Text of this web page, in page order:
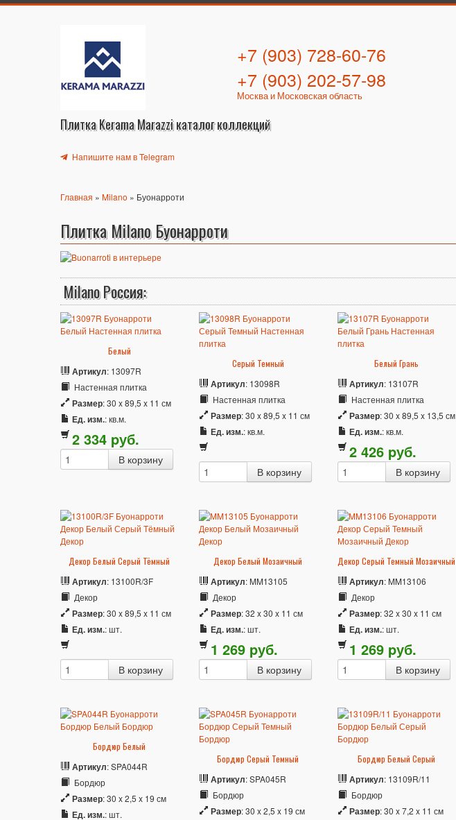
Плитка Kerama Marazzi каталог коллекций
+7 (903) 728-60-76
+7 (903) 202-57-98
Москва и Московская область
Напишите нам в Telegram
Главная » Milano » Буонарроти
Плитка Milano Буонарроти
Milano Россия:
Белый
Артикул: 13097R
Настенная плитка
Размер: 30 x 89,5 x 11 см
Ед. изм.: кв.м.
2 334 pуб.
Серый Темный
Артикул: 13098R
Настенная плитка
Размер: 30 x 89,5 x 11 см
Ед. изм.: кв.м.
Белый Грань
Артикул: 13107R
Настенная плитка
Размер: 30 x 89,5 x 13,5 см
Ед. изм.: кв.м.
2 426 pуб.
Декор Белый Серый Тёмный
Артикул: 13100R/3F
Декор
Размер: 30 x 89,5 x 11 см
Ед. изм.: шт.
Декор Белый Мозаичный
Артикул: MM13105
Декор
Размер: 32 x 30 x 11 см
Ед. изм.: шт.
1 269 pуб.
Декор Серый Темный Мозаичный
Артикул: MM13106
Декор
Размер: 32 x 30 x 11 см
Ед. изм.: шт.
1 269 pуб.
Бордюр Белый
Артикул: SPA044R
Бордюр
Размер: 30 x 2,5 x 19 см
Ед. изм.: шт.
Бордюр Серый Темный
Артикул: SPA045R
Бордюр
Размер: 30 x 2,5 x 19 см
Бордюр Белый Серый
Артикул: 13109R/11
Бордюр
Размер: 30 x 7,2 x 11 см